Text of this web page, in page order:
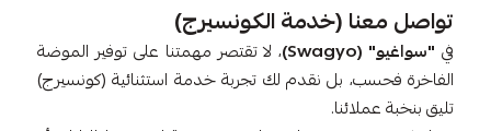
تواصل معنا (خدمة الكونسيرج)
في"سواغيو" (Swagyo)
، لا تقتصر مهمتنا على توفير الموضة
الفاخرة فحسب، بل نقدم لك تجربة خدمة استثنائية (كونسيرج)
تليق بنخبة عملائنا.